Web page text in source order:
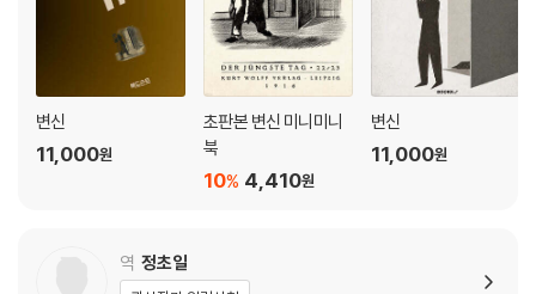
변신
11,000원
초판본 변신 미니미니
북
4,410원
10%
변신
11,000원
역 정초일